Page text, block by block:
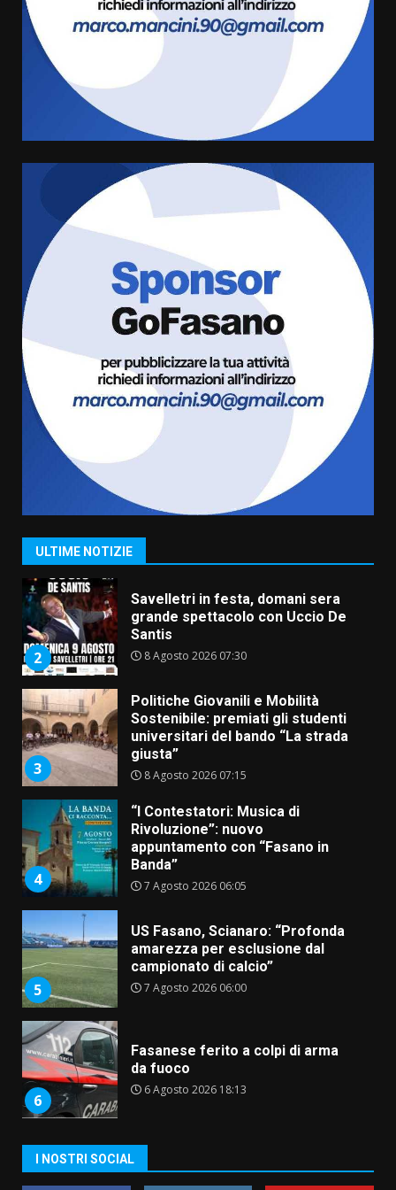
ULTIME NOTIZIE
“I Contestatori: Musica di
Rivoluzione”: nuovo
appuntamento con “Fasano in
Banda”
amarezza per esclusione dal
campionato di calcio”
7 Agosto 2026 06:00
Fasanese ferito a colpi di arma
da fuoco
6 Agosto 2026 18:13
Carta d’identità: continua il piano
di aperture straordinarie del
Comune di Fasano
6 Agosto 2026 14:16
1
La Banda Città di Fasano apre
ufficialmente la Festa di
2
Savelletri in festa, domani sera
grande spettacolo con Uccio De
Santis
8 Agosto 2026 07:30
3
Politiche Giovanili e Mobilità
Sostenibile: premiati gli studenti
universitari del bando “La strada
giusta”
8 Agosto 2026 07:15
4
“I Contestatori: Musica di
Rivoluzione”: nuovo
appuntamento con “Fasano in
Banda”
7 Agosto 2026 06:05
5
US Fasano, Scianaro: “Profonda
amarezza per esclusione dal
campionato di calcio”
7 Agosto 2026 06:00
6
Fasanese ferito a colpi di arma
da fuoco
6 Agosto 2026 18:13
di aperture straordinarie del
I NOSTRI SOCIAL